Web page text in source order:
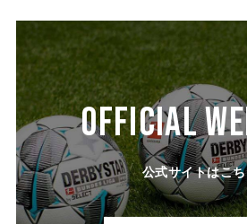
OFFICIAL
公式サイトはこ